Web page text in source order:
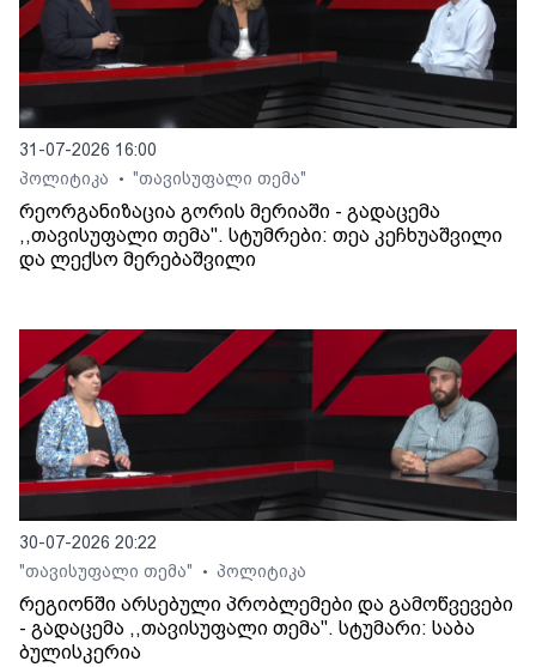
31-07-2026 16:00
პოლიტიკა
• "თავისუფალი თემა"
რეორგანიზაცია გორის მერიაში - გადაცემა
,,თავისუფალი თემა". სტუმრები: თეა კეჩხუაშვილი
და ლექსო მერებაშვილი
30-07-2026 20:22
"თავისუფალი თემა"
• პოლიტიკა
რეგიონში არსებული პრობლემები და გამოწვევები
- გადაცემა ,,თავისუფალი თემა". სტუმარი: საბა
ბულისკერია